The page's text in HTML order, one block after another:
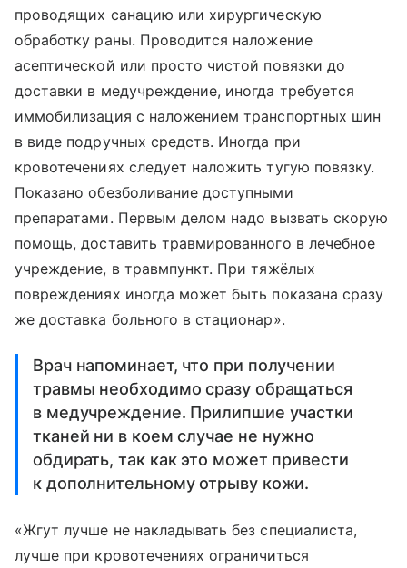
проводящих санацию или хирургическую
обработку раны. Проводится наложение
асептической или просто чистой повязки до
доставки в медучреждение, иногда требуется
иммобилизация с наложением транспортных шин
в виде подручных средств. Иногда при
кровотечениях следует наложить тугую повязку.
Показано обезболивание доступными
препаратами. Первым делом надо вызвать скорую
помощь, доставить травмированного в лечебное
учреждение, в травмпункт. При тяжёлых
повреждениях иногда может быть показана сразу
же доставка больного в стационар».
Врач напоминает, что при получении
травмы необходимо сразу обращаться
в медучреждение. Прилипшие участки
тканей ни в коем случае не нужно
обдирать, так как это может привести
к дополнительному отрыву кожи.
«Жгут лучше не накладывать без специалиста,
лучше при кровотечениях ограничиться